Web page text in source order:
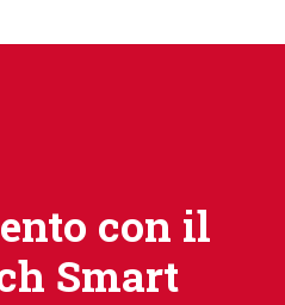
con il
Smart